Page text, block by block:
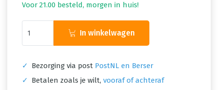
Voor 21.00 besteld, morgen in huis!
In winkelwagen
✓ Bezorging via post PostNL en Berser
✓
Betalen zoals je wilt, vooraf of achteraf